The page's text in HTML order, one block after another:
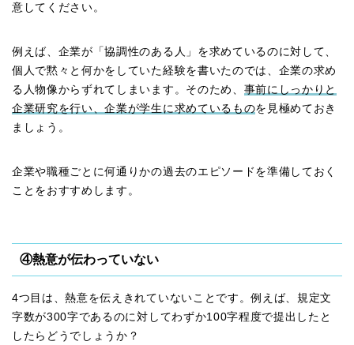
意してください。
例えば、企業が「協調性のある人」を求めているのに対して、
個人で黙々と何かをしていた経験を書いたのでは、企業の求め
る人物像からずれてしまいます。そのため、 事前にしっかりと
企業研究を行い、企業が学生に求めているものを見極めておき
ましょう。
企業や職種ごとに何通りかの過去のエピソードを準備しておく
ことをおすすめします。
④熱意が伝わっていない
4つ目は、熱意を伝えきれていないことです。例えば、規定文
字数が300字であるのに対してわずか100字程度で提出したと
したらどうでしょうか？